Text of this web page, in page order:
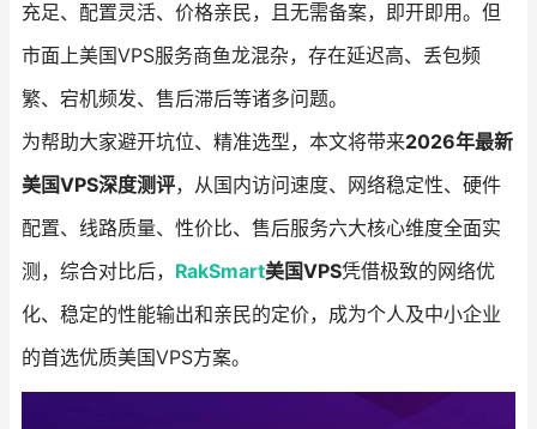
充足、配置灵活、价格亲民，且无需备案，即开即用。但
市面上美国VPS服务商鱼龙混杂，存在延迟高、丢包频
繁、宕机频发、售后滞后等诸多问题。
为帮助大家避开坑位、精准选型，本文将带来2026年最新
美国VPS深度测评，从国内访问速度、网络稳定性、硬件
配置、线路质量、性价比、售后服务六大核心维度全面实
测，综合对比后， RakSmart美国VPS凭借极致的网络优
化、稳定的性能输出和亲民的定价，成为个人及中小企业
的首选优质美国VPS方案。